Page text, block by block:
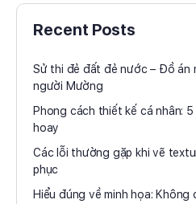
Recent Posts
Sử thi đẻ đất đẻ nước – Đồ án
người Mường
Phong cách thiết kế cá nhân: 5
hoay
Các lỗi thường gặp khi vẽ
phục
Hiểu đúng về minh họa: Không